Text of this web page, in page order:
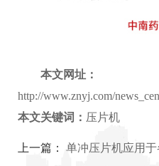
本文网址：
http://www.znyj.com/
本文关键词： 压片机
上一篇： 单冲压片机应用